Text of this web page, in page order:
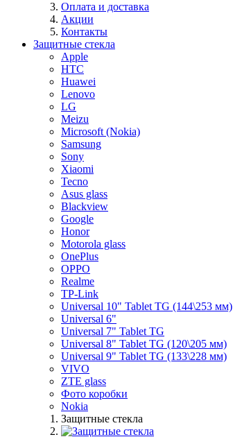
Оплата и доставка
Акции
Контакты
Защитные стекла
Apple
HTC
Huawei
Lenovo
LG
Meizu
Microsoft (Nokia)
Samsung
Sony
Xiaomi
Tecno
Asus glass
Blackview
Google
Honor
Motorola glass
OnePlus
OPPO
Realme
TP-Link
Universal 10" Tablet TG (144\253 мм)
Universal 6"
Universal 7" Tablet TG
Universal 8" Tablet TG (120\205 мм)
Universal 9" Tablet TG (133\228 мм)
VIVO
ZTE glass
Фото коробки
Nokia
Защитные стекла